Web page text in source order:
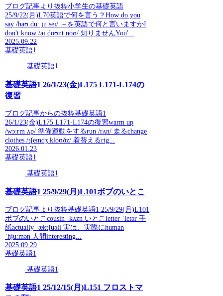
ブログ記事より抜粋小学生の基礎英語
25/9/22(月)L70英語で何を言う？How do you
say /haʊ duː ju seɪ/ ～を英語で何と言いますかI
don't know /aɪ doʊnt noʊ/ 知りませんYou'...
2025.09.22
基礎英語1
基礎英語1
基礎英語1 26/1/23(金)L175 L171-L174の
復習
ブログ記事からの抜粋基礎英語1
26/1/23(金)L175 L171-L174の復習warm up
/wɔːrm ʌp/ 準備運動をするrun /rʌn/ 走るchange
clothes /tʃeɪndʒ kloʊðz/ 着替えるrig...
2026.01.23
基礎英語1
基礎英語1
基礎英語1 25/9/29(月)L101ボブのいとこ
ブログ記事より抜粋基礎英語1 25/9/29(月)L101
ボブのいとこcousin ˈkʌzn いとこletter ˈletər 手
紙actually ˈæktʃuəli 実は、実際にhuman
ˈhjuːmən 人間interesting...
2025.09.29
基礎英語1
基礎英語1
基礎英語1 25/12/15(月)L151 フロストマ